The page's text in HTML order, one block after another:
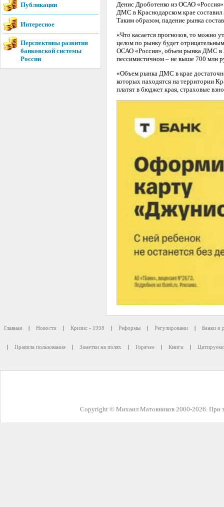
Публикации
Интересное
Перспективы развития
банковской системы
России
Денис Дроботенко из ОСАО
ДМС в Краснодарском крае составил
Таким образом, падение рынка
«Что касается прогнозов, то можно
целом по рынку будет
ОСАО «Россия», объем рынка ДМС в
пессимистичном – не выше 700 млн
«Объем рынка ДМС в крае
которых находятся на территории
платят в бюджет края, страховые
Главная | Новости | Кризис - 1998 | Реформы | Регулировани | Банки и
| Правила пользования | Заметки на полях | Горячее | Книги |
Copyright © Михаил Матовников 2000-2026. При